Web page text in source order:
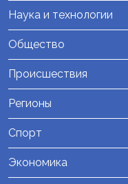
Наука и технологии
Общество
Происшествия
Регионы
Спорт
Экономика